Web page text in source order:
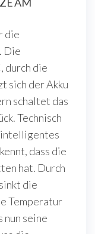
die
Die
durch die
sich der Akku
schaltet das
Technisch
intelligentes
dass die
hat. Durch
die
Temperatur
nun seine